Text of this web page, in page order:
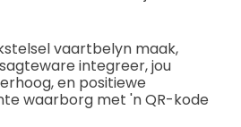
vaartbelyn maak,
integreer, jou
en positiewe
waarborg met 'n QR-kode